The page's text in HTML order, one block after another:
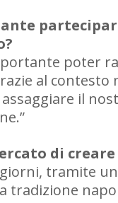
poter
al contesto
il
di
tramite
tradizione